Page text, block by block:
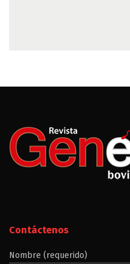
Contáctenos
Nombre (requerido)